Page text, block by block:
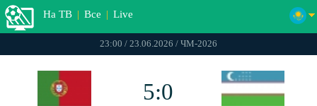
На ТВ | Все | Live
23:00 / 23.06.2026 / ЧМ-2026
5:0